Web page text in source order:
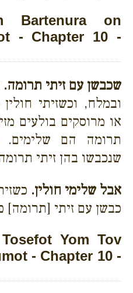
Bartenura on
- Chapter 10 -
שכבשן עם זיתי תרומה.
ובמלח, וכשזיתי
או מרוסקים בולעים
תרומה הם
שנכבשו בהן זיתי
אבל שלימי חולין.
כבשן עם זיתי [תרומה]
Yom Tov
- Chapter 10 -